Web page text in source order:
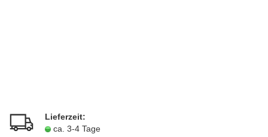
Lieferzeit:
ca. 3-4 Tage